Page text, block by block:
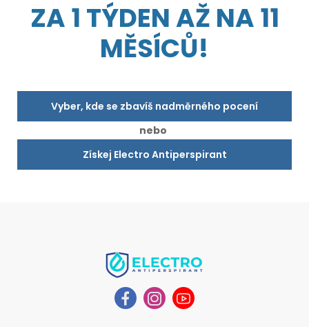
ZA 1 TÝDEN AŽ NA 11
MĚSÍCŮ!
Vyber, kde se zbavíš nadměrného pocení
nebo
Získej Electro Antiperspirant